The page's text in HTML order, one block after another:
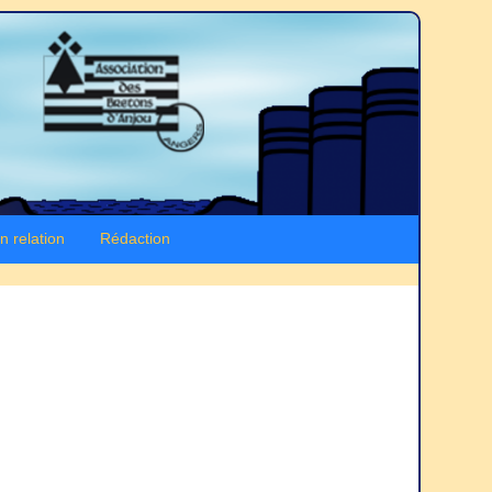
relation Rédaction